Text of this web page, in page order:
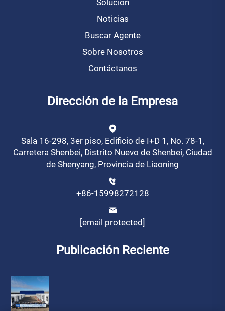
Solución
Noticias
Buscar Agente
Sobre Nosotros
Contáctanos
Dirección de la Empresa
Sala 16-298, 3er piso, Edificio de I+D 1, No. 78-1,
Carretera Shenbei, Distrito Nuevo de Shenbei, Ciudad
de Shenyang, Provincia de Liaoning
+86-15998272128
[email protected]
Publicación Reciente